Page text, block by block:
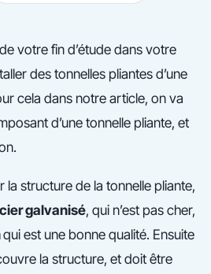
votre fin d’étude dans votre
des tonnelles pliantes d’une
cela dans notre article, on va
d’une tonnelle pliante, et
structure de la tonnelle pliante,
galvanisé, qui n’est pas cher,
qui est une bonne qualité. Ensuite
la structure, et doit être